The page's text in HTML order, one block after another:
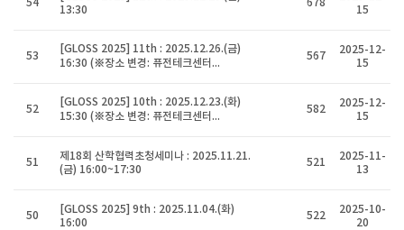
54
13:30
678
15
53
[GLOSS 2025] 11th : 2025.12.26.(금)
16:30 (※장소 변경: 퓨전테크센터...
567
2025-12-
15
52
[GLOSS 2025] 10th : 2025.12.23.(화)
15:30 (※장소 변경: 퓨전테크센터...
582
2025-12-
15
51
제18회 산학협력초청세미나 : 2025.11.21.
(금) 16:00~17:30
521
2025-11-
13
50
[GLOSS 2025] 9th : 2025.11.04.(화)
16:00
522
2025-10-
20